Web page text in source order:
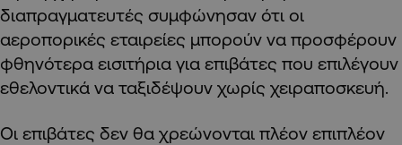
διαπραγματευτές συμφώνησαν ότι οι
αεροπορικές εταιρείες μπορούν να προσφέρουν
φθηνότερα εισιτήρια για επιβάτες που επιλέγουν
εθελοντικά να ταξιδέψουν χωρίς χειραποσκευή.
Οι επιβάτες δεν θα χρεώνονται πλέον επιπλέον